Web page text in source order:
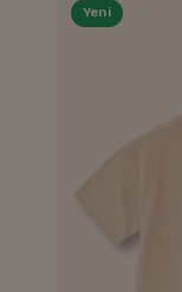
Yeni